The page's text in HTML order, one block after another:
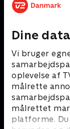
Dine
Vi bruger
oplevelse af
målrette
målrettet
platforme.
Forræder
Reality • 4